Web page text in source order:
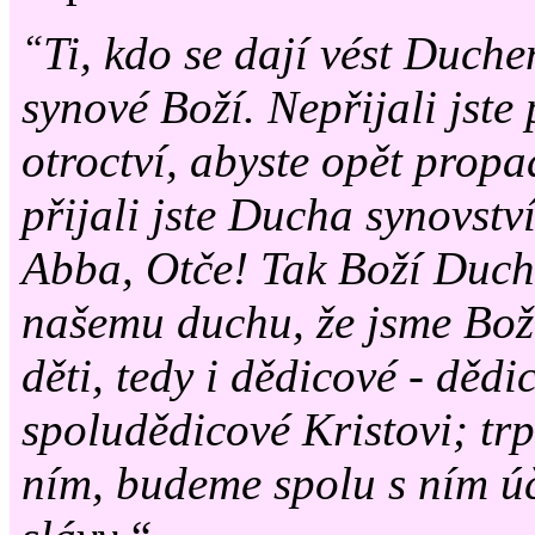
“Ti, kdo se dají vést
synové Boží. Nepřijali jste
otroctví, abyste opět
přijali jste Ducha
Abba, Otče! Tak Boží
našemu duchu, že jsme
děti, tedy i dědicové -
spoludědicové Kristovi;
ním, budeme spolu s ním